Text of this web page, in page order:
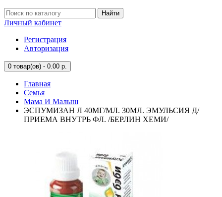
Найти
Личный кабинет
Регистрация
Авторизация
0 товар(ов) - 0.00 р.
Главная
Семья
Мама И Малыш
ЭСПУМИЗАН Л 40МГ/МЛ. 30МЛ. ЭМУЛЬСИЯ Д/
ПРИЕМА ВНУТРЬ ФЛ. /БЕРЛИН ХЕМИ/